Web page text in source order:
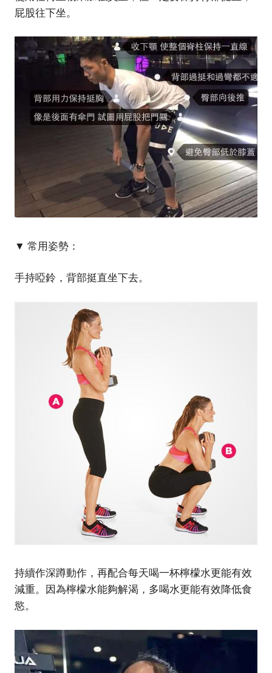
屁股往下坐。
▼ 常用姿勢：
手持啞鈴，背部挺直坐下去。
持續作深蹲動作，再配合每天喝一杯檸檬水更能有效
減重。因為檸檬水能夠解渴，多喝水更能有效降低食
慾。